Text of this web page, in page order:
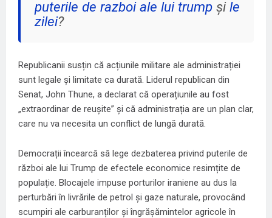
puterile de razboi ale lui trumpșile
zilei?
Republicanii susțin că acțiunile militare ale administrației
sunt legale și limitate ca durată. Liderul republican din
Senat, John Thune, a declarat că operațiunile au fost
„extraordinar de reușite” și că administrația are un plan clar,
care nu va necesita un conflict de lungă durată.
Democrații încearcă să lege dezbaterea privind puterile de
război ale lui Trump de efectele economice resimțite de
populație. Blocajele impuse porturilor iraniene au dus la
perturbări în livrările de petrol și gaze naturale, provocând
scumpiri ale carburanților și îngrășămintelor agricole în